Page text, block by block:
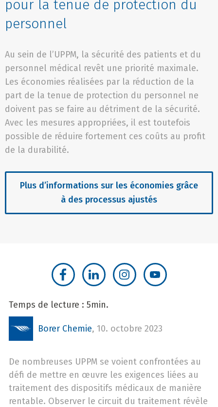
pour la tenue de protection du
personnel
Au sein de l’UPPM, la sécurité des patients et du
personnel médical revêt une priorité maximale.
Les économies réalisées par la réduction de la
part de la tenue de protection du personnel ne
doivent pas se faire au détriment de la sécurité.
Avec les mesures appropriées, il est toutefois
possible de réduire fortement ces coûts au profit
de la durabilité.
Plus d’informations sur les économies grâce
à des processus ajustés
Temps de lecture : 5min.
Borer Chemie, 10. octobre 2023
De nombreuses UPPM se voient confrontées au
défi de mettre en œuvre les exigences liées au
traitement des dispositifs médicaux de manière
rentable. Observer le circuit du traitement révèle